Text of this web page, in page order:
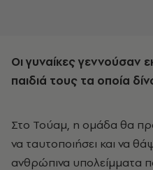
Οι γυναίκες γεννούσαν
παιδιά τους τα οποία
Στο Τούαμ, η ομάδα θα
να ταυτοποιήσει και να
ανθρώπινα υπολείμματα